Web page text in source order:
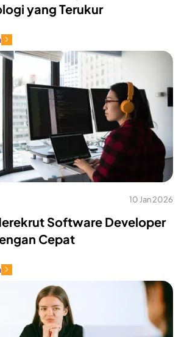
yang Terukur
10 Jan 2026
Software Developer
Cepat